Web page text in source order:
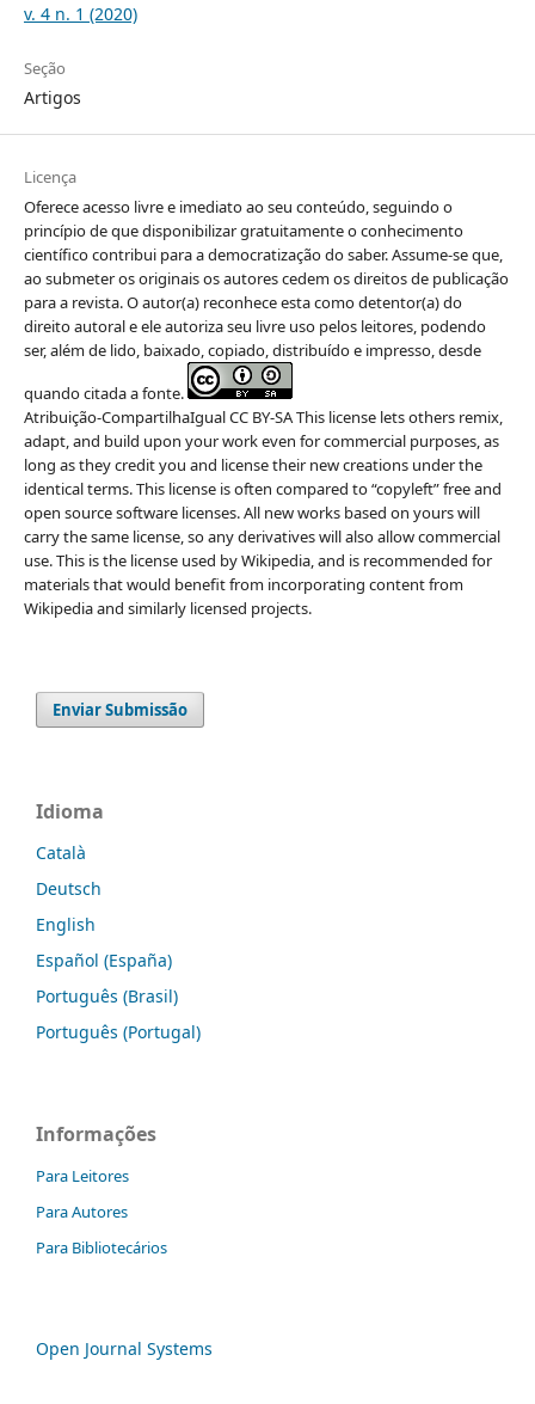
v. 4 n. 1 (2020)
Seção
Artigos
Licença
Oferece acesso livre e imediato ao seu conteúdo, seguindo o
princípio de que disponibilizar gratuitamente o conhecimento
científico contribui para a democratização do saber. Assume-se que,
ao submeter os originais os autores cedem os direitos de publicação
para a revista. O autor(a) reconhece esta como detentor(a) do
direito autoral e ele autoriza seu livre uso pelos leitores, podendo
ser, além de lido, baixado, copiado, distribuído e impresso, desde
quando citada a fonte.
Atribuição-CompartilhaIgual CC BY-SA This license lets others remix,
adapt, and build upon your work even for commercial purposes, as
long as they credit you and license their new creations under the
identical terms. This license is often compared to “copyleft” free and
open source software licenses. All new works based on yours will
carry the same license, so any derivatives will also allow commercial
use. This is the license used by Wikipedia, and is recommended for
materials that would benefit from incorporating content from
Wikipedia and similarly licensed projects.
Enviar Submissão
Idioma
Català
Deutsch
English
Español (España)
Português (Brasil)
Português (Portugal)
Informações
Para Leitores
Para Autores
Para Bibliotecários
Open Journal Systems